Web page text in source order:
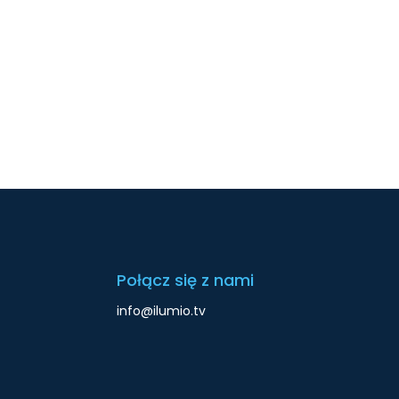
Połącz się z nami
info@ilumio.tv